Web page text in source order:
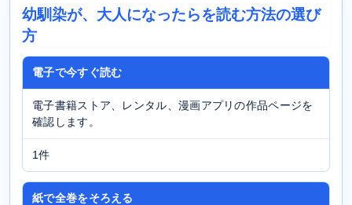
幼馴染が、大人になったらを読む方法の選び
方
電子で今すぐ読む
電子書籍ストア、レンタル、漫画アプリの作品ページを
確認します。
1件
紙で全巻をそろえる